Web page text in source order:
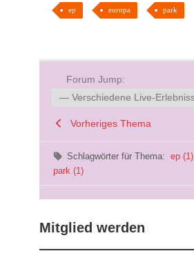
ep europa park
Forum Jump:
Vorheriges Thema
Schlagwörter für Thema: ep (1)
park (1)
Mitglied werden